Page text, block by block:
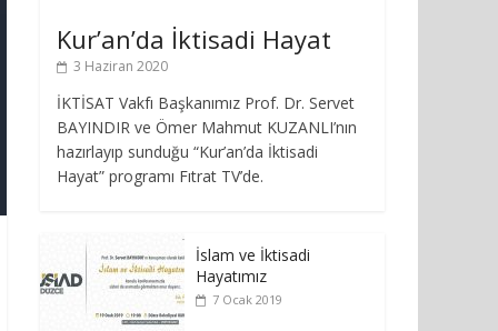
Kur’an’da İktisadi Hayat
3 Haziran 2020
İKTİSAT Vakfı Başkanımız Prof. Dr. Servet
BAYINDIR ve Ömer Mahmut KUZANLI’nın
hazırlayıp sunduğu “Kur’an’da İktisadi
Hayat” programı Fıtrat TV’de.
İslam ve İktisadi
Hayatımız
7 Ocak 2019